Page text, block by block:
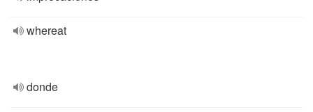
whereat
donde